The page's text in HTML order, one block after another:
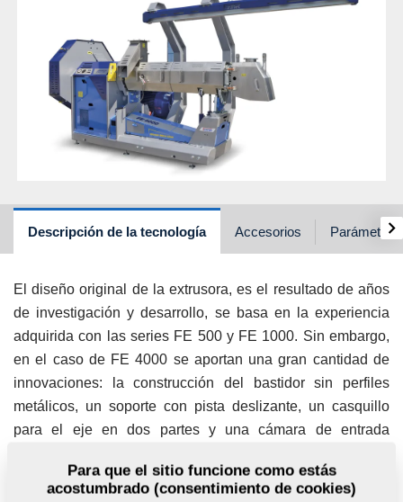
Descripción de la tecnología Accesorios ›
El diseño original de la extrusora, es el resultado de años
de investigación y desarrollo, se basa en la experiencia
adquirida con las series FE 500 y FE 1000. Sin embargo,
en el caso de FE 4000 se aportan una gran cantidad de
innovaciones: la construcción del bastidor sin perfiles
metálicos, un soporte con pista deslizante, un casquillo
para el eje en dos partes y una cámara de entrada
Se ha realizado un gran cambio en la sujeción de la
Para que el sitio funcione como estás
acostumbrado (consentimiento de cookies)